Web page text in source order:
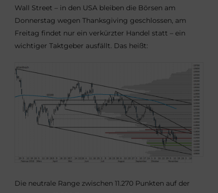
Wall Street – in den USA bleiben die Börsen am
Donnerstag wegen Thanksgiving geschlossen, am
Freitag findet nur ein verkürzter Handel statt – ein
wichtiger Taktgeber ausfällt. Das heißt:
Die neutrale Range zwischen 11.270 Punkten auf der